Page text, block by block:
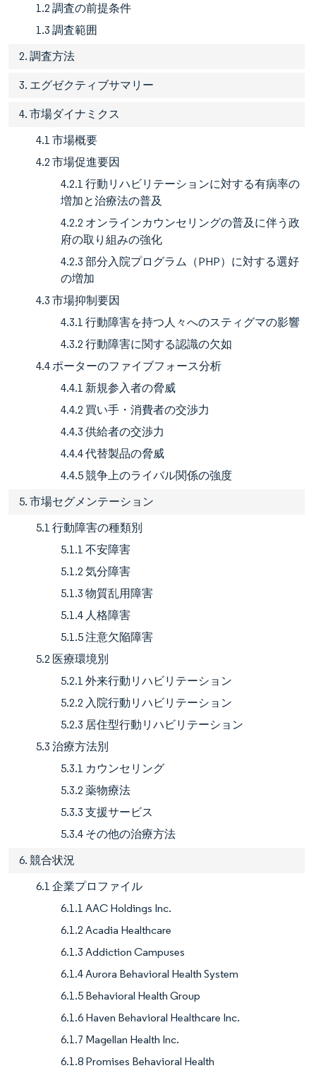
1.2 調査の前提条件
1.3 調査範囲
2. 調査方法
3. エグゼクティブサマリー
4. 市場ダイナミクス
4.1 市場概要
4.2 市場促進要因
4.2.1 行動リハビリテーションに対する有病率の
増加と治療法の普及
4.2.2 オンラインカウンセリングの普及に伴う政
府の取り組みの強化
4.2.3 部分入院プログラム（PHP）に対する選好
の増加
4.3 市場抑制要因
4.3.1 行動障害を持つ人々へのスティグマの影響
4.3.2 行動障害に関する認識の欠如
4.4 ポーターのファイブフォース分析
4.4.1 新規参入者の脅威
4.4.2 買い手・消費者の交渉力
4.4.3 供給者の交渉力
4.4.4 代替製品の脅威
4.4.5 競争上のライバル関係の強度
5. 市場セグメンテーション
5.1 行動障害の種類別
5.1.1 不安障害
5.1.2 気分障害
5.1.3 物質乱用障害
5.1.4 人格障害
5.1.5 注意欠陥障害
5.2 医療環境別
5.2.1 外来行動リハビリテーション
5.2.2 入院行動リハビリテーション
5.2.3 居住型行動リハビリテーション
5.3 治療方法別
5.3.1 カウンセリング
5.3.2 薬物療法
5.3.3 支援サービス
5.3.4 その他の治療方法
6. 競合状況
6.1 企業プロファイル
6.1.1 AAC Holdings Inc.
6.1.2 Acadia Healthcare
6.1.3 Addiction Campuses
6.1.4 Aurora Behavioral Health System
6.1.5 Behavioral Health Group
6.1.6 Haven Behavioral Healthcare Inc.
6.1.7 Magellan Health Inc.
6.1.8 Promises Behavioral Health